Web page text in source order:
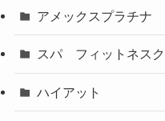
アメックスプラチナ
スパ フィットネス
ハイアット